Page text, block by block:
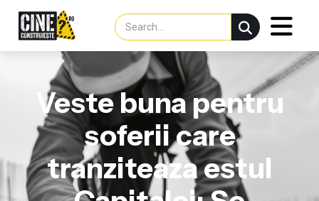
Veste buna pentru
soferii care
tranziteaza estul